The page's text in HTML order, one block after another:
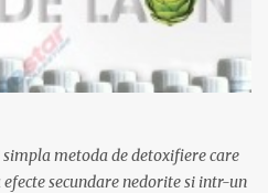
simpla metoda de detoxifiere care
secundare nedorite si intr-un